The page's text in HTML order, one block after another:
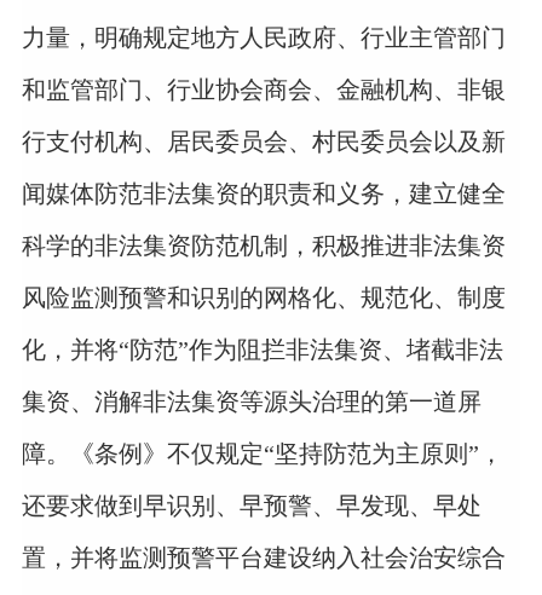
力量，明确规定地方人民政府、行业主管部门
和监管部门、行业协会商会、金融机构、非银
行支付机构、居民委员会、村民委员会以及新
闻媒体防范非法集资的职责和义务，建立健全
科学的非法集资防范机制，积极推进非法集资
风险监测预警和识别的网格化、规范化、制度
化，并将“防范”作为阻拦非法集资、堵截非法
集资、消解非法集资等源头治理的第一道屏
障。《条例》不仅规定“坚持防范为主原则”，
还要求做到早识别、早预警、早发现、早处
置，并将监测预警平台建设纳入社会治安综合